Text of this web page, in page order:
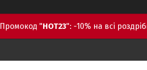
Промокод "HOT23": -10% на всі